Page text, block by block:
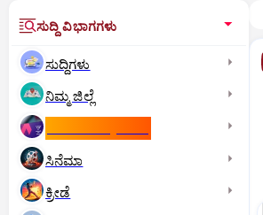
ಸುದ್ದಿ ವಿಭಾಗಗಳು
ಸುದ್ದಿಗಳು
ನಿಮ್ಮ ಜಿಲ್ಲೆ
ಸಿನೆಮಾ
ಕ್ರೀಡೆ